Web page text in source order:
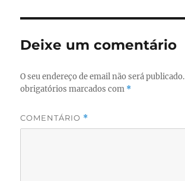
Deixe um comentário
O seu endereço de email não será publicado.
obrigatórios marcados com *
COMENTÁRIO *